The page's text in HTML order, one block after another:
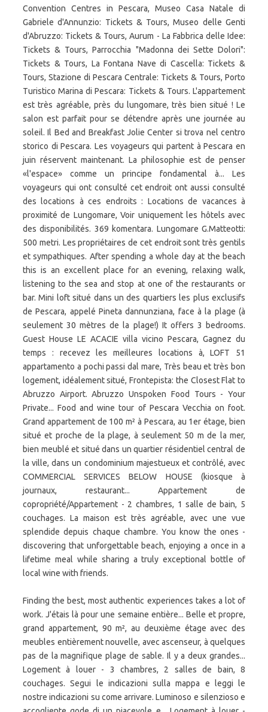
Convention Centres in Pescara, Museo Casa Natale di
Gabriele d'Annunzio: Tickets & Tours‎, Museo delle Genti
d'Abruzzo: Tickets & Tours‎, Aurum - La Fabbrica delle Idee:
Tickets & Tours‎, Parrocchia "Madonna dei Sette Dolori":
Tickets & Tours‎, La Fontana Nave di Cascella: Tickets &
Tours‎, Stazione di Pescara Centrale: Tickets & Tours‎, Porto
Turistico Marina di Pescara: Tickets & Tours‎. L'appartement
est très agréable, près du lungomare, très bien situé ! Le
salon est parfait pour se détendre après une journée au
soleil. Il Bed and Breakfast Jolie Center si trova nel centro
storico di Pescara. Les voyageurs qui partent à Pescara en
juin réservent maintenant. La philosophie est de penser
«l'espace» comme un principe fondamental à... Les
voyageurs qui ont consulté cet endroit ont aussi consulté
des locations à ces endroits : Locations de vacances à
proximité de Lungomare, Voir uniquement les hôtels avec
des disponibilités. 369 komentara. Lungomare G.Matteotti:
500 metri. Les propriétaires de cet endroit sont très gentils
et sympathiques. After spending a whole day at the beach
this is an excellent place for an evening, relaxing walk,
listening to the sea and stop at one of the restaurants or
bar. Mini loft situé dans un des quartiers les plus exclusifs
de Pescara, appelé Pineta dannunziana, face à la plage (à
seulement 30 mètres de la plage!) It offers 3 bedrooms.
Guest House LE ACACIE villa vicino Pescara, Gagnez du
temps : recevez les meilleures locations à, LOFT 51
appartamento a pochi passi dal mare, Très beau et très bon
logement, idéalement situé, Frontepista: the Closest Flat to
Abruzzo Airport. Abruzzo Unspoken Food Tours - Your
Private... Food and wine tour of Pescara Vecchia on foot.
Grand appartement de 100 m² à Pescara, au 1er étage, bien
situé et proche de la plage, à seulement 50 m de la mer,
bien meublé et situé dans un quartier résidentiel central de
la ville, dans un condominium majestueux et contrôlé, avec
COMMERCIAL SERVICES BELOW HOUSE (kiosque à
journaux, restaurant... Appartement de
copropriété/Appartement - 2 chambres, 1 salle de bain, 5
couchages. La maison est très agréable, avec une vue
splendide depuis chaque chambre. You know the ones -
discovering that unforgettable beach, enjoying a once in a
lifetime meal while sharing a truly exceptional bottle of
local wine with friends.
Finding the best, most authentic experiences takes a lot of
work. J'étais là pour une semaine entière... Belle et propre,
grand appartement, 90 m², au deuxième étage avec des
meubles entièrement nouvelle, avec ascenseur, à quelques
pas de la magnifique plage de sable. Il y a deux grandes...
Logement à louer - 3 chambres, 2 salles de bain, 8
couchages. Segui le indicazioni sulla mappa e leggi le
nostre indicazioni su come arrivare. Luminoso e silenzioso e